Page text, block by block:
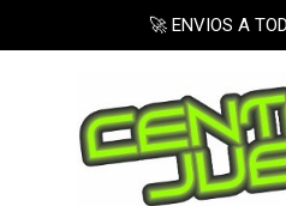
🚀 ENVIOS A